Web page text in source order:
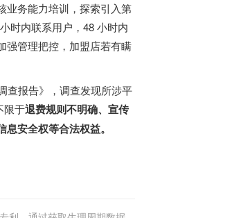
业务能力培训，探索引入第
时内联系用户，48 小时内
强管理把控，加盟店若有瞒
查报告》，调查发现所涉平
限于退费规则不明确、宣传
安全权等合法权益。